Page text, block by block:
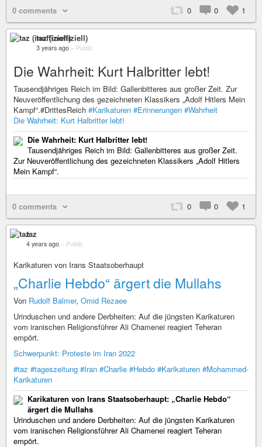
0 comments 0 0 1
taz (inoffiziell)
3 years ago – Public
Die Wahrheit: Kurt Halbritter lebt!
Tausendjähriges Reich im Bild: Gallenbitteres aus großer Zeit. Zur
Neuveröffentlichung des gezeichneten Klassikers „Adolf Hitlers Mein
Kampf“.#DrittesReich #Karikaturen #Erinnerungen #Wahrheit
Die Wahrheit: Kurt Halbritter lebt!
Die Wahrheit: Kurt Halbritter lebt!
Tausendjähriges Reich im Bild: Gallenbitteres aus großer Zeit.
Zur Neuveröffentlichung des gezeichneten Klassikers „Adolf Hitlers
Mein Kampf“.
0 comments 0 0 1
taz
4 years ago – Public
Karikaturen von Irans Staatsoberhaupt
„Charlie Hebdo“ ärgert die Mullahs
Von Rudolf Balmer, Omid Rezaee
Urinduschen und andere Derbheiten: Auf die jüngsten Karikaturen
vom iranischen Religionsführer Ali Chamenei reagiert Teheran
empört.
Schwerpunkt: Proteste im Iran 2022
#taz #tageszeitung #Iran #Charlie #Hebdo #Karikaturen #Mohammed-
Karikaturen
Karikaturen von Irans Staatsoberhaupt: „Charlie Hebdo“
ärgert die Mullahs
Urinduschen und andere Derbheiten: Auf die jüngsten Karikaturen
vom iranischen Religionsführer Ali Chamenei reagiert Teheran
empört.